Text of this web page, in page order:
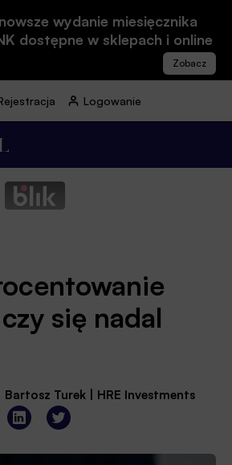
wydanie miesięcznika
dostępne w sklepach i online
Logowanie
się nadal
Bartosz Turek
HRE Investments